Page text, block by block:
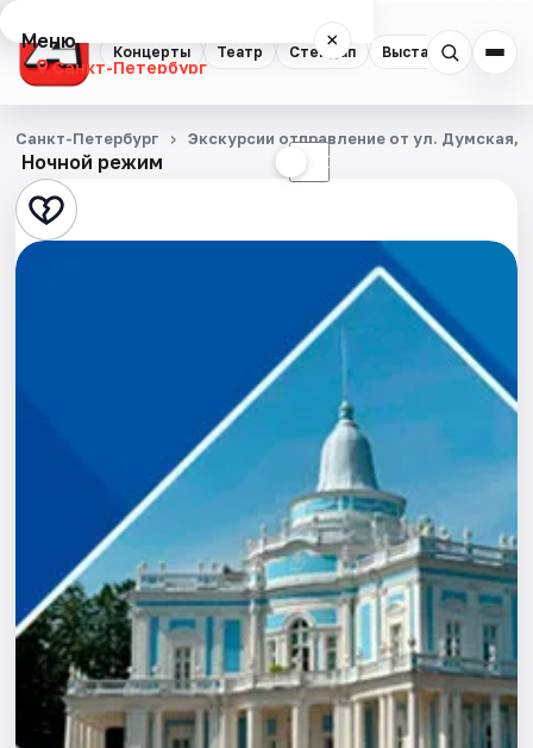
Концерты Театр Стендап Выставки
Меню ×
Санкт-Петербург
Концерты
Театр
Стендап
Города
Площадки
Артисты
Ночной режим ☾
Санкт-Петербург Экскурсии отправление от ул. Думская,